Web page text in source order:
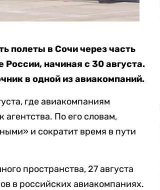
полеты в Сочи через часть
России, начиная с 30 августа.
в одной из авиакомпаний.
где авиакомпаниям
агентства. По его словам,
и сократит время в пути
пространства, 27 августа
в российских авиакомпаниях.